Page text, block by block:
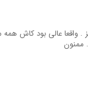
. واقعا عالی بود کاش
. ممنون